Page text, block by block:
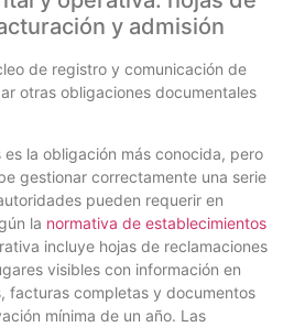
y admisión
de registro y comunicación de
otras obligaciones documentales
la obligación más conocida, pero
gestionar correctamente una serie
pueden requerir en
la normativa de establecimientos
incluye hojas de reclamaciones
visibles con información en
facturas completas y documentos
mínima de un año. Las